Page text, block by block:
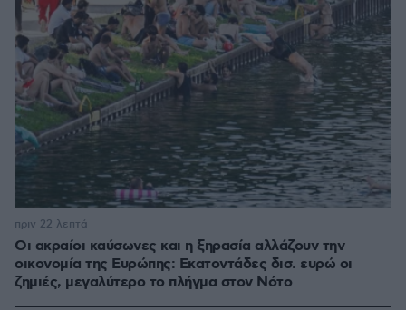
Οι ακραίοι καύσωνες και η ξηρασία αλλάζουν την
οικονομία της Ευρώπης: Εκατοντάδες δισ. ευρώ οι
ζημιές, μεγαλύτερο το πλήγμα στον Νότο
πριν 22 λεπτά